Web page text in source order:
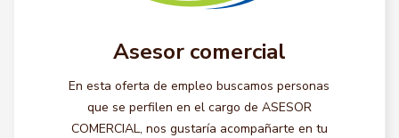
Asesor comercial
En esta oferta de empleo buscamos personas
que se perfilen en el cargo de ASESOR
COMERCIAL, nos gustaría acompañarte en tu